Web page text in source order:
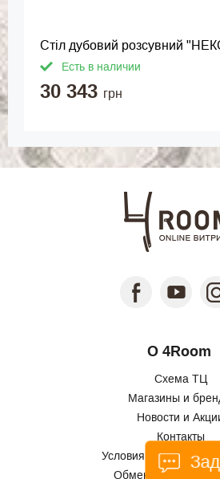
Стіл дубовий розсувний
Есть в наличии
30 343 грн
О 4Room
Схема ТЦ
Магазины и
Новости и
Контакты
Условия
Обмен и возврат